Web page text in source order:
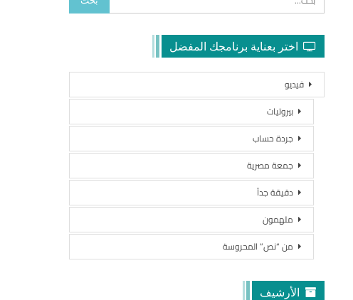
اختر بعناية برنامجك المفضل
فيديو
بيروتيات
جردة حساب
جمعة مصرية
دقيقة جداً
ملهمون
من “نص” المحروسة
الأرشيف